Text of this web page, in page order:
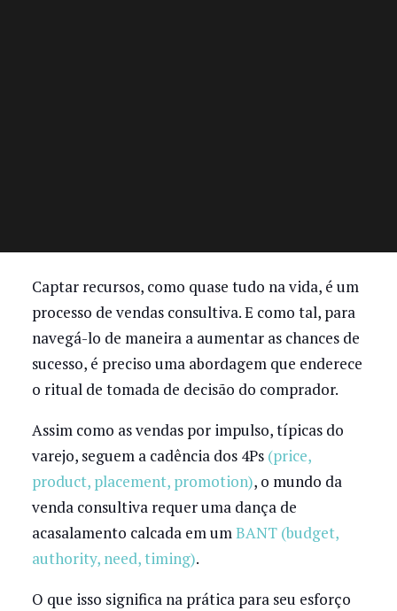
Captar recursos, como quase tudo na vida, é um
processo de vendas consultiva. E como tal, para
navegá-lo de maneira a aumentar as chances de
sucesso, é preciso uma abordagem que enderece
o ritual de tomada de decisão do comprador.
Assim como as vendas por impulso, típicas do
varejo, seguem a cadência dos 4Ps (price,
product, placement, promotion), o mundo da
venda consultiva requer uma dança de
acasalamento calcada em umBANT (budget,
authority, need, timing).
O que isso significa na prática para seu esforço